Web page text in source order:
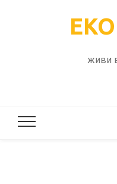
живи